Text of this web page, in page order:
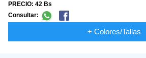
PRECIO: 42 Bs
Consultar:
+ Colores/Tallas